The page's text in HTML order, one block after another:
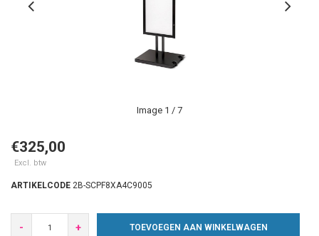
Image 1 / 7
€325,00
Excl. btw
ARTIKELCODE 2B-SCPF8XA4C9005
- + TOEVOEGEN AAN WINKELWAGEN